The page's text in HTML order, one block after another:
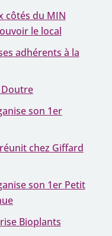
côtés du MIN
le local
adhérents à la
Doutre
son 1er
chez Giffard
son 1er Petit
Bioplants